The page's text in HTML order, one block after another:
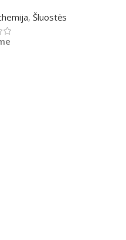
, Šluostės